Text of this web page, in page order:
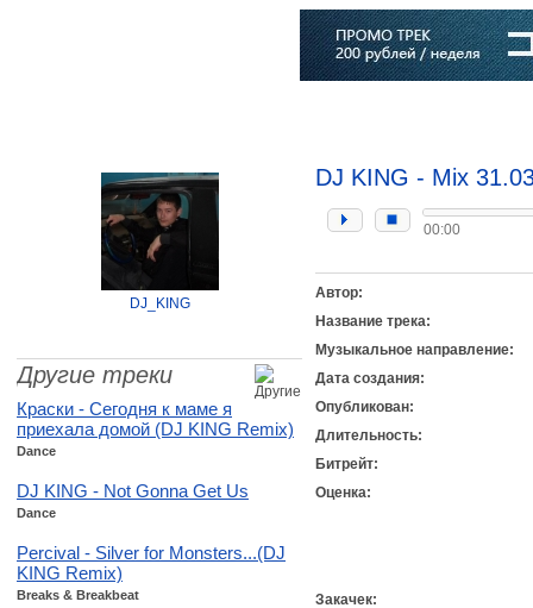
DJ_KING
Другие треки
Краски - Сегодня к маме я
приехала домой (DJ KING Remix)
Dance
DJ KING - Not Gonna Get Us
Dance
Percival - Silver for Monsters...(DJ
KING Remix)
Breaks & Breakbeat
DJ KING - Mix
00:00
Автор:
Название трека:
Музыкальное направление:
Дата создания:
Опубликован:
Длительность:
Битрейт:
Оценка:
Закачек: